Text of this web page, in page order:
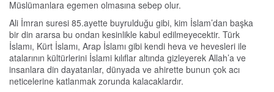
Müslümanlara egemen olmasına sebep olur.
Ali İmran suresi 85.ayette buyrulduğu gibi, kim İslam’dan başka
bir din ararsa bu ondan kesinlikle kabul edilmeyecektir. Türk
İslamı, Kürt İslamı, Arap İslamı gibi kendi heva ve hevesleri ile
atalarının kültürlerini İslami kılıflar altında gizleyerek Allah’a ve
insanlara din dayatanlar, dünyada ve ahirette bunun çok acı
neticelerine katlanmak zorunda kalacaklardır.